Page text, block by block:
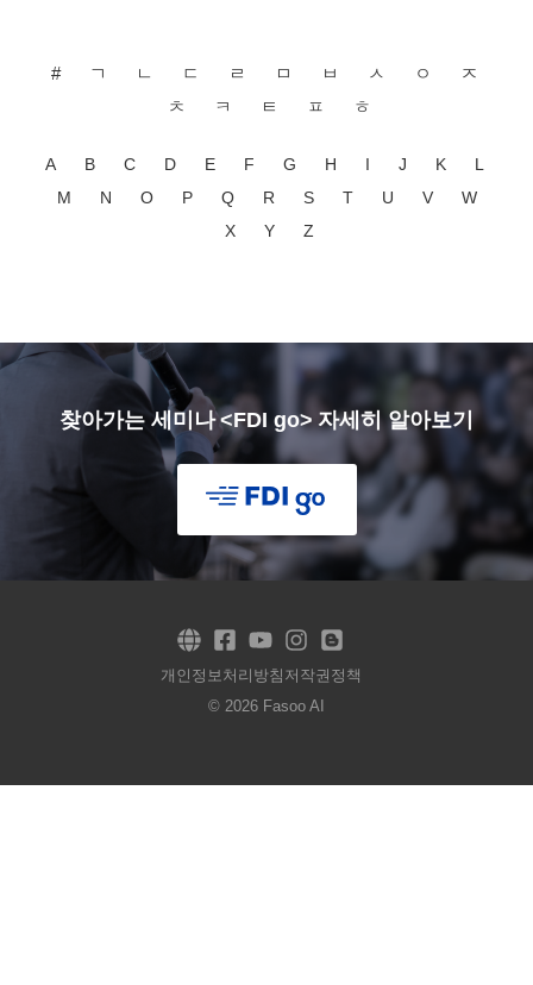
# ㄱ ㄴ ㄷ ㄹ ㅁ ㅂ ㅅ ㅇ
ㅈ
ㅊ
ㅋ ㅌ ㅍ ㅎ
A B C D E F G H I J K
L
M
N O P Q R S T U V
W
X
Y Z
찾아가는 세미나 <FDI go> 자세히 알아보기
개인정보처리방침 저작권정책
© 2026 Fasoo AI